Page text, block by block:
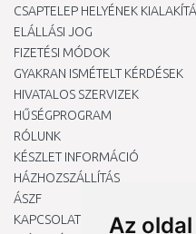
Az
CSAPTELEP HELYÉNEK
ELÁLLÁSI JOG
FIZETÉSI MÓDOK
GYAKRAN ISMÉTELT KÉRDÉSEK
HIVATALOS SZERVIZEK
HŰSÉGPROGRAM
RÓLUNK
KÉSZLET INFORMÁCIÓ
HÁZHOZSZÁLLÍTÁS
ÁSZF
KAPCSOLAT